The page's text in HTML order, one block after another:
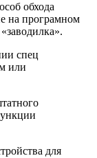
обхода
на програмном
спец
или
для